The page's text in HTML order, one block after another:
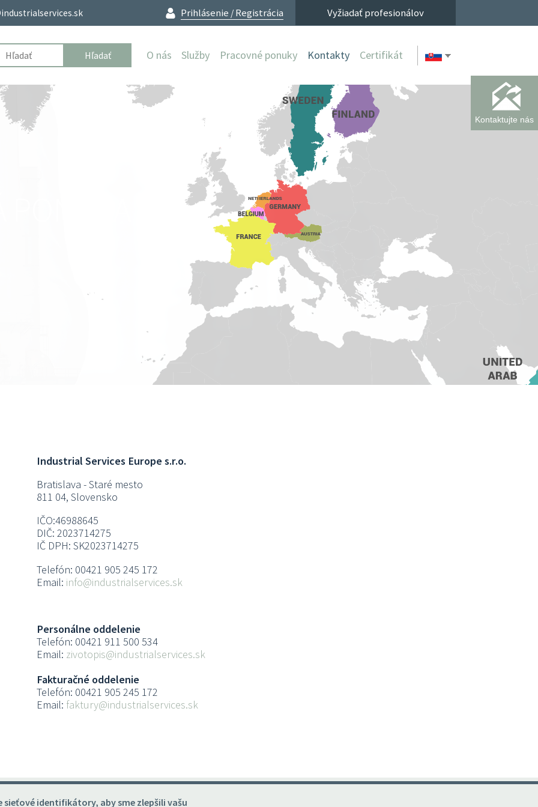
Prihlásenie /Registrácia Vyžiadať profesionálov
O nás Služby
Zámočníci
Montážnici
Elektrikári
Technici
Lešenári
Stavbári
Pracovné ponuky Kontakty Certifikát
Kontaktujte nás
Industrial Services Europe s.r.o.
Bratislava - Staré mesto
811 04, Slovensko
IČO:46988645
DIČ: 2023714275
IČ DPH: SK2023714275
Telefón: 00421 905 245 172
Email: info@industrialservices.sk
Personálne oddelenie
Telefón: 00421 911 500 534
Email: zivotopis@industrialservices.sk
Fakturačné oddelenie
Telefón: 00421 905 245 172
Email: faktury@industrialservices.sk
identifikátory, aby sme zlepšili vašu